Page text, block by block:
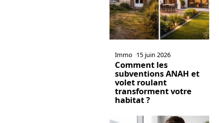
Immo 15 juin 2026
Comment les
subventions ANAH et
volet roulant
transforment votre
habitat ?